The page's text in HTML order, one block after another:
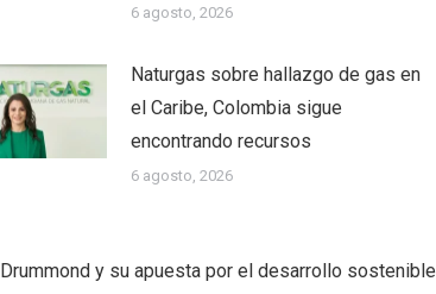
6 agosto, 2026
Naturgas sobre hallazgo de gas en
el Caribe, Colombia sigue
encontrando recursos
6 agosto, 2026
Drummond y su apuesta por el desarrollo sostenible